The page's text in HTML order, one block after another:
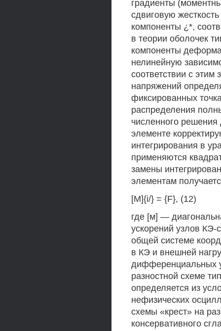
градиенты
сдвиговую
компоненты ¿*,
в теории оболочек
компоненты
нелинейную
соответствии с
напряжений
фиксированных
распределения
численного
элементе
интегрирования в
применяются
замены
элементам
[M]{i/} = {F}, (12)
где [м] —
ускорений узлов
общей системе
в КЭ и внешней
дифференциальных
разностной схеме
определяется из
нефизических
схемы «крест» на
консервативного